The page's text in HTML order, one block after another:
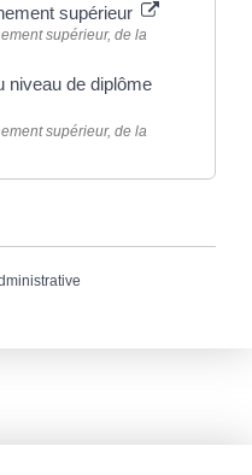
supérieur
supérieur, de la
niveau de diplôme
supérieur, de la